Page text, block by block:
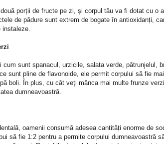
porții de fructe pe zi, și corpul tău va fi dotat cu o
de pădure sunt extrem de bogate în antioxidanți,
instaleze.
cum sunt spanacul, urzicile, salata verde, pătrunjelul,
sunt pline de flavonoide, ele permit corpului să fie
boli. În plus, cu cât veți mânca mai multe frunze
dumneavoastră.
oamenii consumă adesea cantități enorme de
să fie 1:2 pentru a permite corpului dumneavoastră